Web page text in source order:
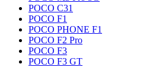
POCO C31
POCO F1
POCO PHONE F1
POCO F2 Pro
POCO F3
POCO F3 GT